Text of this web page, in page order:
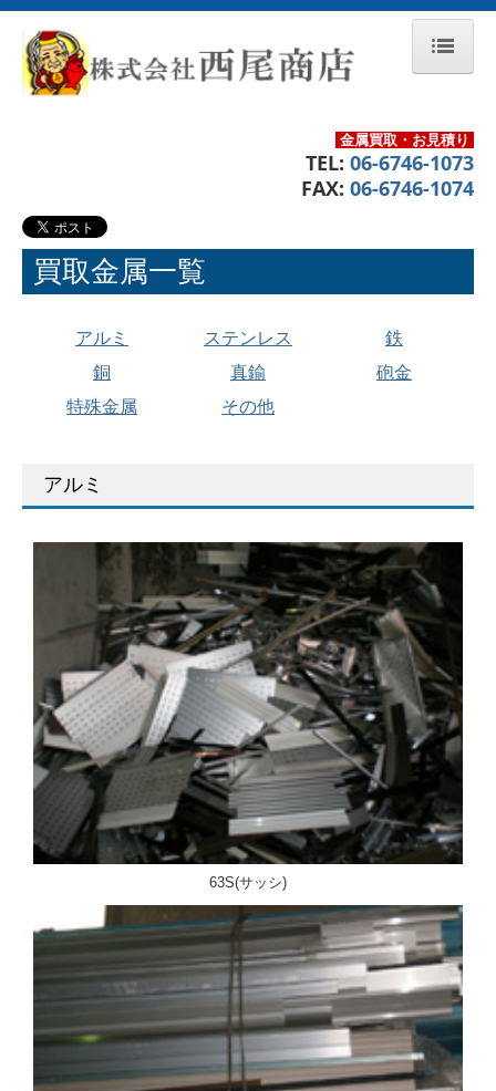
ホーム
交通案内
買取金属一覧
買取の流れ
お問合せ
金属買取・お見積り
TEL: 06-6746-1073
FAX: 06-6746-1074
買取金属一覧
アルミ
銅
特殊金属
ステンレス
真鍮
その他
鉄
砲金
アルミ
63S(サッシ)